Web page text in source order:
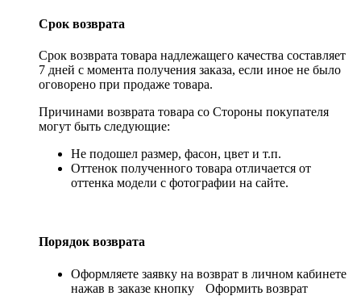
Срок возврата
Срок возврата товара надлежащего качества составляет
7 дней с момента получения заказа, если иное не было
оговорено при продаже товара.
Причинами возврата товара со Стороны покупателя
могут быть следующие:
Не подошел размер, фасон, цвет и т.п.
Оттенок полученного товара отличается от
оттенка модели с фотографии на сайте.
Порядок возврата
Оформляете заявку на возврат в личном кабинете
нажав в заказе кнопку
Оформить возврат